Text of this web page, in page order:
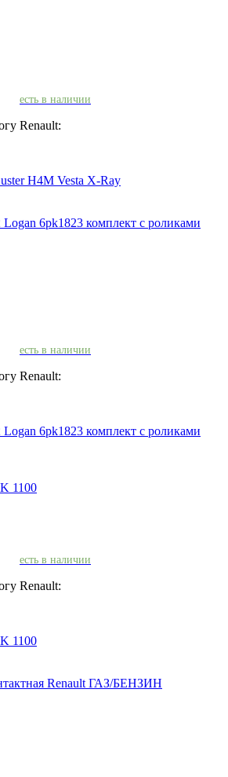
есть в наличии
Renault:
H4M Vesta X-Ray
Logan 6pk1823 комплект с роликами
есть в наличии
Renault:
Logan 6pk1823 комплект с роликами
1100
есть в наличии
Renault:
1100
Renault ГАЗ/БЕНЗИН